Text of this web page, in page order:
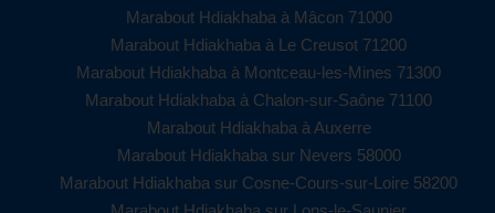
Marabout Hdiakhaba à Mâcon 71000
Marabout Hdiakhaba à Le Creusot 71200
Marabout Hdiakhaba à Montceau-les-Mines 71300
Marabout Hdiakhaba à Chalon-sur-Saône 71100
Marabout Hdiakhaba à Auxerre
Marabout Hdiakhaba sur Nevers 58000
Marabout Hdiakhaba sur Cosne-Cours-sur-Loire 58200